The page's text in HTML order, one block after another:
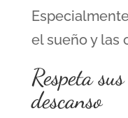
el sueño y las
Respeta
descanso